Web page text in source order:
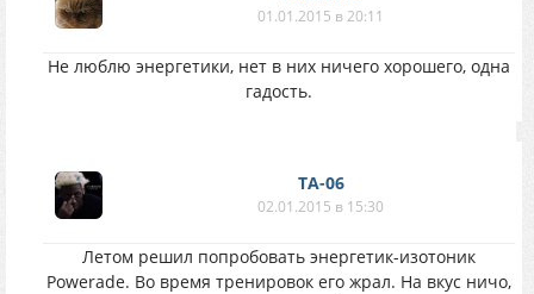
01.01.2015 в 20:11
Не люблю энергетики, нет в них ничего хорошего, одна
гадость.
TA-06
02.01.2015 в 15:30
Летом решил попробовать энергетик-изотоник
Powerade. Во время тренировок его жрал. На вкус ничо,